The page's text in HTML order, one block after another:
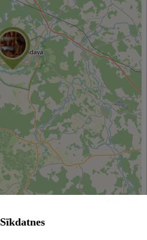
Sīkdatnes